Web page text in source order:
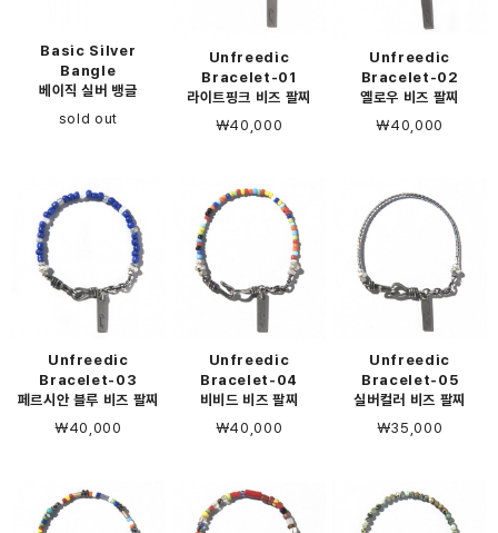
Basic Silver
Bangle
베이직 실버 뱅글
sold out
Unfreedic
Bracelet-01
라이트핑크 비즈 팔찌
￦40,000
Unfreedic
Bracelet-02
옐로우 비즈 팔찌
￦40,000
Unfreedic
Bracelet-03
페르시안 블루 비즈 팔찌
￦40,000
Unfreedic
Bracelet-04
비비드 비즈 팔찌
￦40,000
Unfreedic
Bracelet-05
실버컬러 비즈 팔찌
￦35,000